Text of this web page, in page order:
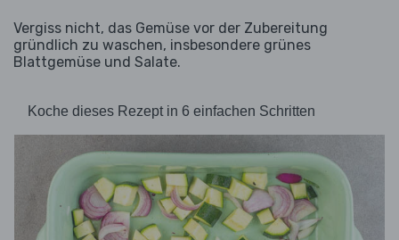
Vergiss nicht, das Gemüse vor der Zubereitung
gründlich zu waschen, insbesondere grünes
Blattgemüse und Salate.
Koche dieses Rezept in 6 einfachen Schritten